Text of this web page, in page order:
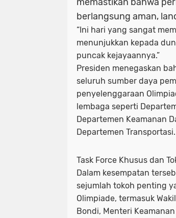
berlangsung aman,
“Ini hari yang sangat
menunjukkan kepada
puncak kejayaannya.”
Presiden menegaskan
seluruh sumber daya
penyelenggaraan
lembaga seperti
Departemen Keamanan
Departemen Transportasi.
Task Force Khusus dan
Dalam kesempatan
sejumlah tokoh penting
Olimpiade, termasuk
Bondi, Menteri